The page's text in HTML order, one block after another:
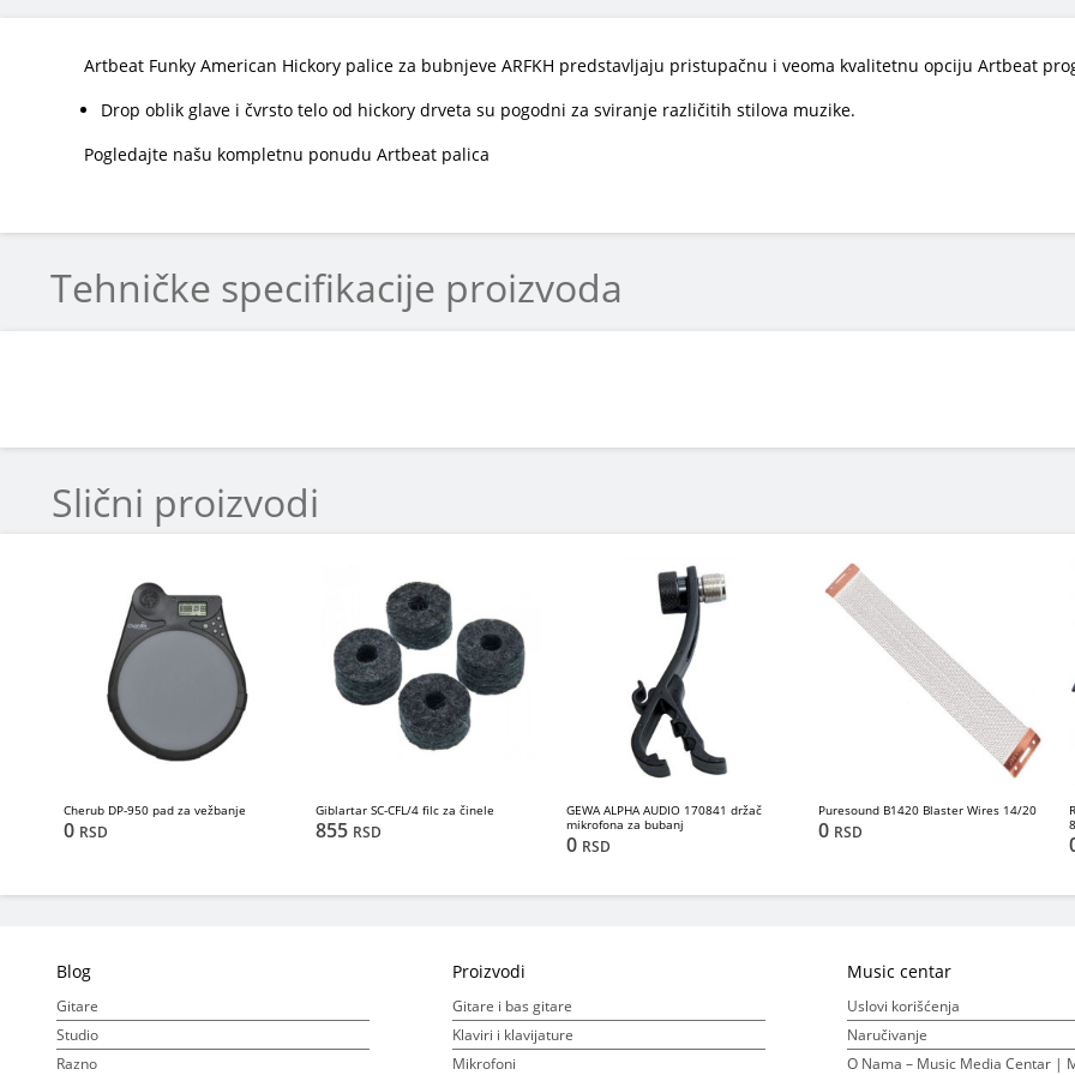
Artbeat Funky American Hickory palice za bubnjeve ARFKH predstavljaju pristupačnu i veoma kvalitetnu opciju Artbeat
Drop oblik glave i čvrsto telo od hickory drveta su pogodni za sviranje različitih stilova muzike.
Pogledajte našu kompletnu ponudu Artbeat palica
Tehničke specifikacije proizvoda
Slični proizvodi
Cherub DP-950 pad za vežbanje
0 RSD
Giblartar SC-CFL/4 filc za činele
855 RSD
GEWA ALPHA AUDIO 170841 držač
mikrofona za bubanj
0 RSD
Puresound B1420 Blaster Wires 14/20
0 RSD
Blog
Gitare
Studio
Razno
Proizvodi
Gitare i bas gitare
Klaviri i klavijature
Mikrofoni
Music centar
Uslovi korišćenja
Naručivanje
O Nama – Music Media Centar |